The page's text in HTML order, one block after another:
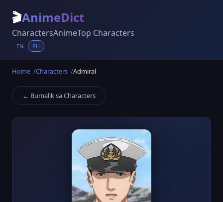
🎬AnimeDict
CharactersAnimeTop Characters
EN PH
Home Characters Admiral
← Bumalik sa Characters